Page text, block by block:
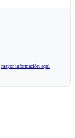
mayor información aquí